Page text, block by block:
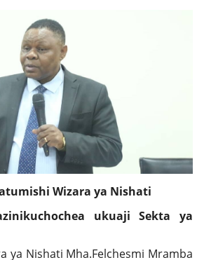
Wizara ya Nishati
ukuaji Sekta ya
ya Nishati Mha.Felchesmi Mramba